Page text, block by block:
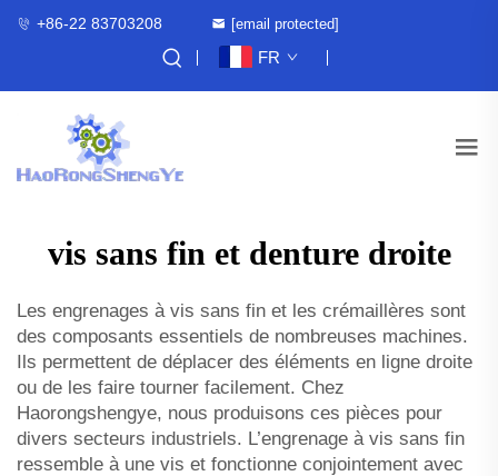
+86-22 83703208 [email protected]
FR
vis sans fin et denture droite
Les engrenages à vis sans fin et les crémaillères sont
des composants essentiels de nombreuses machines.
Ils permettent de déplacer des éléments en ligne droite
ou de les faire tourner facilement. Chez
Haorongshengye, nous produisons ces pièces pour
divers secteurs industriels. L’engrenage à vis sans fin
ressemble à une vis et fonctionne conjointement avec